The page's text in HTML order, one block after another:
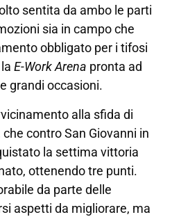
sentita da ambo le parti
sia in campo che
obbligato per i tifosi
E-Work Arena pronta ad
grandi occasioni.
alla sfida di
contro San Giovanni in
la settima vittoria
ottenendo tre punti.
da parte delle
aspetti da migliorare, ma